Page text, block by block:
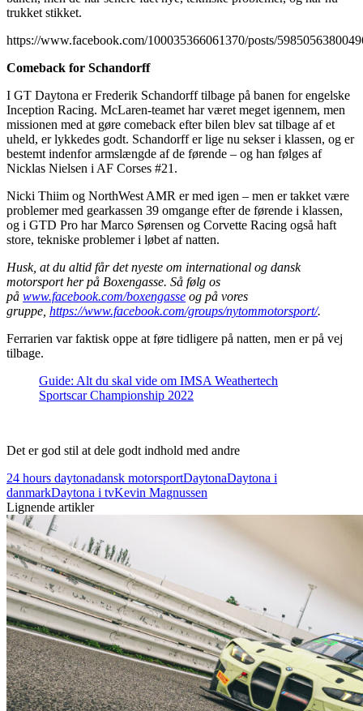
trukket stikket.
https://www.facebook.com/100035366061370/posts/
Comeback for Schandorff
I GT Daytona er Frederik Schandorff tilbage på banen for engelske
Inception Racing. McLaren-teamet har været meget igennem, men
missionen med at gøre comeback efter bilen blev sat tilbage af et
uheld, er lykkedes godt. Schandorff er lige nu sekser i klassen, og er
bestemt indenfor armslængde af de førende – og han følges af
Nicklas Nielsen i AF Corses #21.
Nicki Thiim og NorthWest AMR er med igen – men er takket være
problemer med gearkassen 39 omgange efter de førende i klassen,
og i GTD Pro har Marco Sørensen og Corvette Racing også haft
store, tekniske problemer i løbet af natten.
Husk, at du altid får det nyeste om international og dansk
motorsport her på Boxengasse. Så følg os
på www.facebook.com/boxengasse og på vores
gruppe, https://www.facebook.com/groups/nytommotorsport/.
Ferrarien var faktisk oppe at føre tidligere på natten, men er på vej
tilbage.
Guide: Alt du skal vide om IMSA Weathertech
Sportscar Championship 2022
Det er god stil at dele godt indhold med andre
24 hours daytonadansk motorsportDaytonaDaytona i
danmarkDaytona i tvKevin Magnussen
Lignende artikler